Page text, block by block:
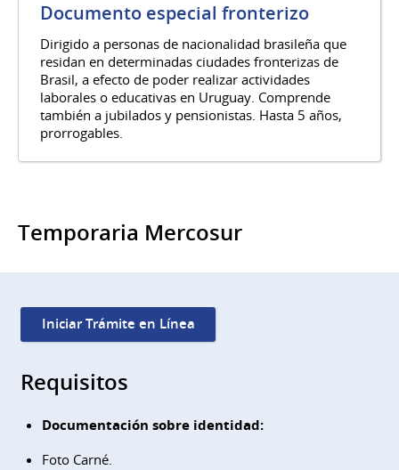
Documento especial fronterizo
Dirigido a personas de nacionalidad brasileña que
residan en determinadas ciudades fronterizas de
Brasil, a efecto de poder realizar actividades
laborales o educativas en Uruguay. Comprende
también a jubilados y pensionistas. Hasta 5 años,
prorrogables.
Temporaria Mercosur
Iniciar Trámite en Línea
Requisitos
Documentación sobre identidad:
Foto Carné.